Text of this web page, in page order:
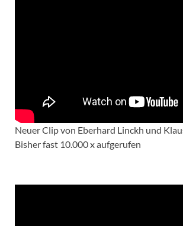
Neuer Clip von Eberhard Linckh und
Bisher fast 10.000 x aufgerufen